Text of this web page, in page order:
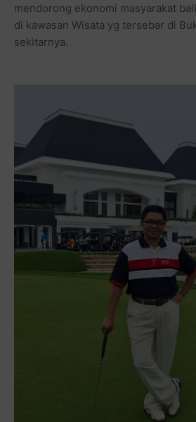
mendorong ekonomi masyarakat
di kawasan Wisata yg tersebar di
sekitarnya.